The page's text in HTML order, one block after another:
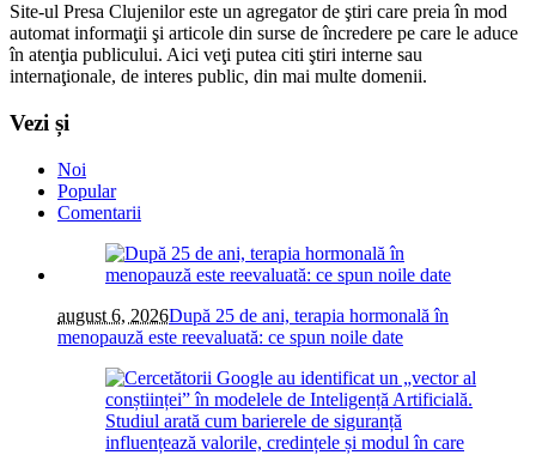
Site-ul Presa Clujenilor este un agregator de ştiri care preia în mod
automat informaţii şi articole din surse de încredere pe care le aduce
în atenţia publicului. Aici veţi putea citi ştiri interne sau
internaţionale, de interes public, din mai multe domenii.
Vezi și
Noi
Popular
Comentarii
august 6, 2026După 25 de ani, terapia hormonală în
menopauză este reevaluată: ce spun noile date